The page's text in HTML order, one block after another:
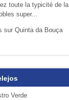
toute la typicité de la
super...
sur Quinta da Bouça
Verde